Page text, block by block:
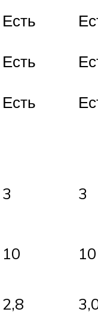
Есть
Есть
Есть
3 3
10 10
2,8